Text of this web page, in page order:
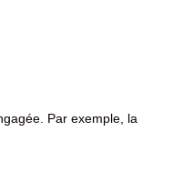
Par exemple, la